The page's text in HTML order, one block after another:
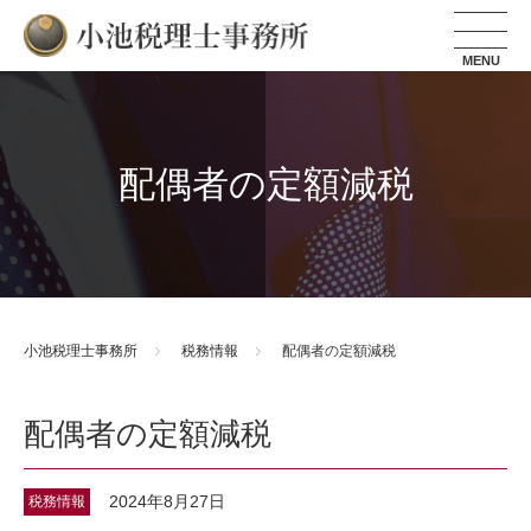
小池税理士事務所
配偶者の定額減税
小池税理士事務所 税務情報 配偶者の定額減税
配偶者の定額減税
税務情報 2024年8月27日